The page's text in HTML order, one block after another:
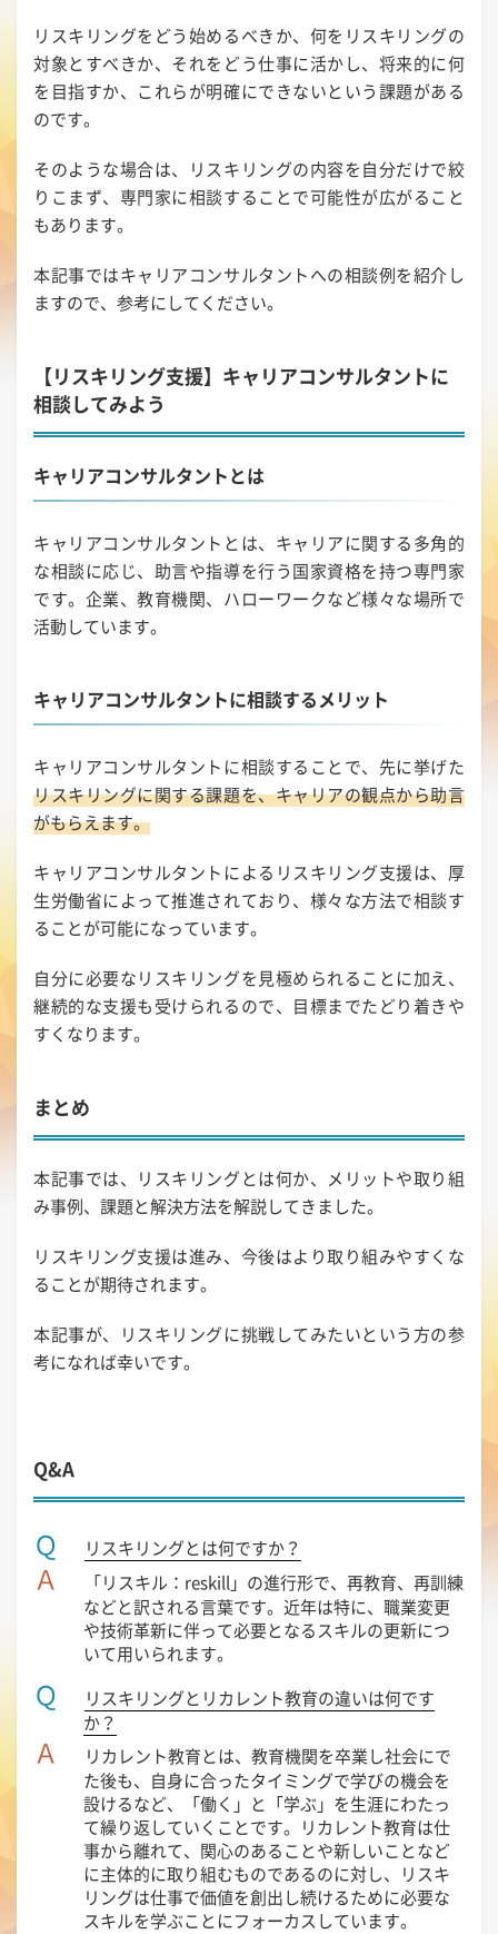
リスキリングをどう始めるべきか、何をリスキリングの
対象とすべきか、それをどう仕事に活かし、将来的に何
を目指すか、これらが明確にできないという課題がある
のです。
そのような場合は、リスキリングの内容を自分だけで絞
りこまず、専門家に相談することで可能性が広がること
もあります。
本記事ではキャリアコンサルタントへの相談例を紹介し
ますので、参考にしてください。
【リスキリング支援】キャリアコンサルタントに
相談してみよう
キャリアコンサルタントとは
キャリアコンサルタントとは、キャリアに関する多角的
な相談に応じ、助言や指導を行う国家資格を持つ専門家
です。企業、教育機関、ハローワークなど様々な場所で
活動しています。
キャリアコンサルタントに相談するメリット
キャリアコンサルタントに相談することで、先に挙げた
リスキリングに関する課題を、キャリアの観点から助言
がもらえます。
キャリアコンサルタントによるリスキリング支援は、厚
生労働省によって推進されており、様々な方法で相談す
ることが可能になっています。
自分に必要なリスキリングを見極められることに加え、
継続的な支援も受けられるので、目標までたどり着きや
すくなります。
まとめ
本記事では、リスキリングとは何か、メリットや取り組
み事例、課題と解決方法を解説してきました。
リスキリング支援は進み、今後はより取り組みやすくな
ることが期待されます。
本記事が、リスキリングに挑戦してみたいという方の参
考になれば幸いです。
Q&A
Ｑ リスキリングとは何ですか？
Ａ
「リスキル：reskill」の進行形で、再教育、再訓練
などと訳される言葉です。近年は特に、職業変更
や技術革新に伴って必要となるスキルの更新につ
いて用いられます。
Ｑ
リスキリングとリカレント教育の違いは何です
か？
Ａ
リカレント教育とは、教育機関を卒業し社会にで
た後も、自身に合ったタイミングで学びの機会を
設けるなど、「働く」と「学ぶ」を生涯にわたっ
て繰り返していくことです。リカレント教育は仕
事から離れて、関心のあることや新しいことなど
に主体的に取り組むものであるのに対し、リスキ
リングは仕事で価値を創出し続けるために必要な
スキルを学ぶことにフォーカスしています。